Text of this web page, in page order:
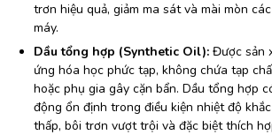
trơn hiệu quả, giảm ma sát và mài mòn
máy.
Dầu tổng hợp (Synthetic Oil): Được sản
ứng hóa học phức tạp, không chứa tạp
hoặc phụ gia gây cặn bẩn. Dầu tổng hợp
động ổn định trong điều kiện nhiệt độ
thấp, bôi trơn vượt trội và đặc biệt thích